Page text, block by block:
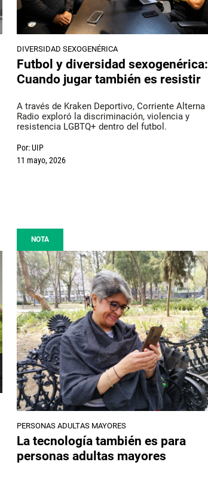
DIVERSIDAD SEXOGENÉRICA
Futbol y diversidad sexogenérica:
Cuando jugar también es resistir
A través de Kraken Deportivo, Corriente Alterna
Radio exploró la discriminación, violencia y
resistencia LGBTQ+ dentro del futbol.
Por:UIP
11 mayo, 2026
NOTA
PERSONAS ADULTAS MAYORES
La tecnología también es para
personas adultas mayores